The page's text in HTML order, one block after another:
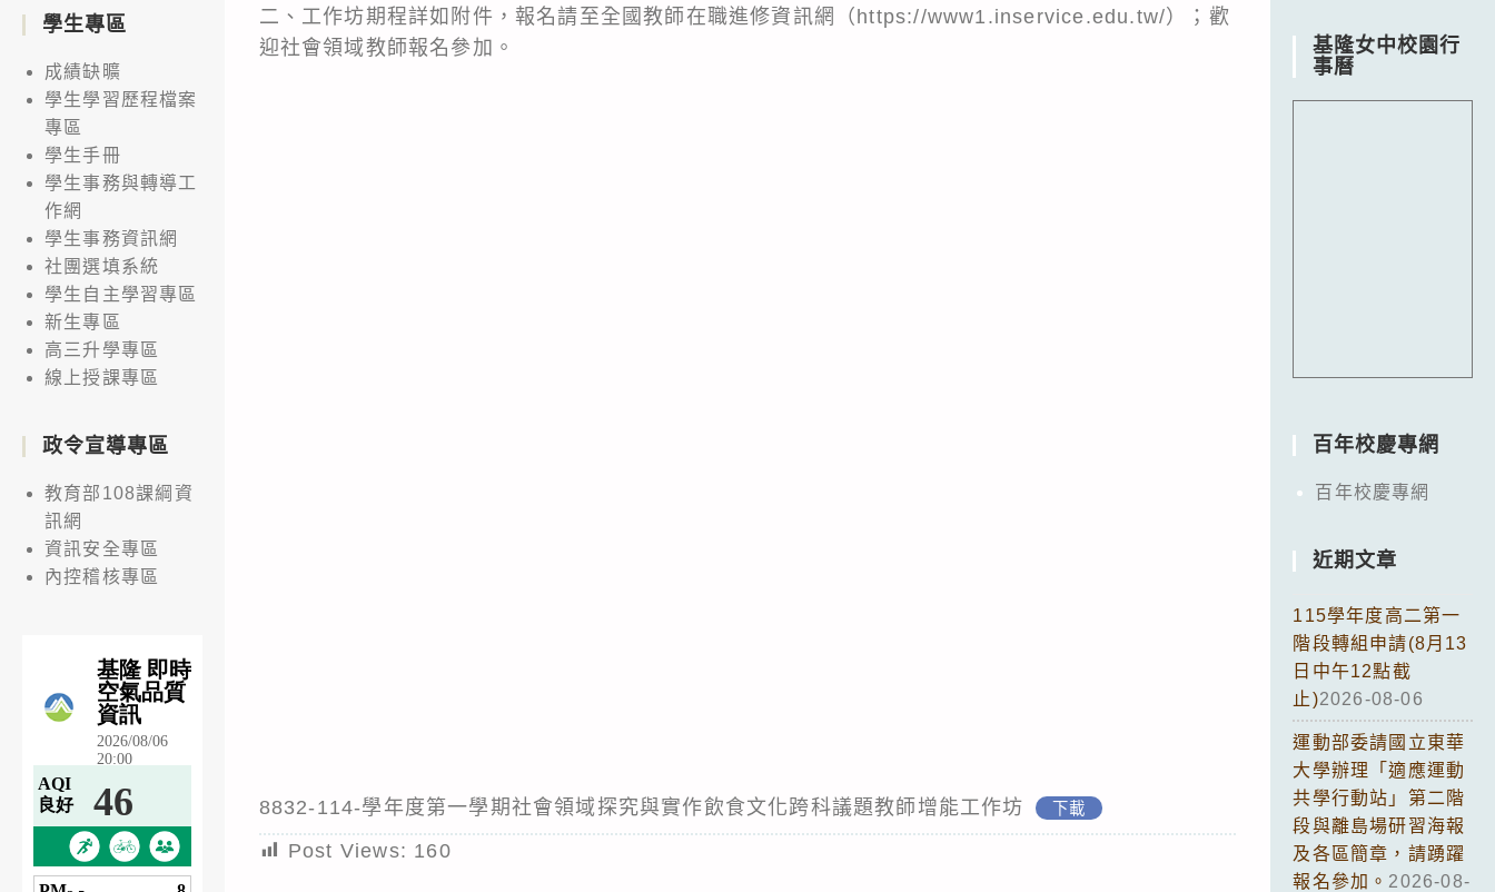
二、工作坊期程詳如附件，報名請至全國教師在職進修資訊網（https://www1.inservice.edu.tw/）；歡
迎社會領域教師報名參加。
8832-114-學年度第一學期社會領域探究與實作飲食文化跨科議題教師增能工作坊 下載
Post Views: 160
學生專區
成績缺曠
學生學習歷程檔案
專區
學生手冊
學生事務與轉導工
作網
學生事務資訊網
社團選填系統
學生自主學習專區
新生專區
高三升學專區
線上授課專區
政令宣導專區
教育部108課綱資
訊網
資訊安全專區
內控稽核專區
基隆女中校園行
事曆
百年校慶專網
百年校慶專網
近期文章
115學年度高二第一
階段轉組申請(8月13
日中午12點截
止)2026-08-06
運動部委請國立東華
大學辦理「適應運動
共學行動站」第二階
段與離島場研習海報
及各區簡章，請踴躍
報名參加。 2026-08-